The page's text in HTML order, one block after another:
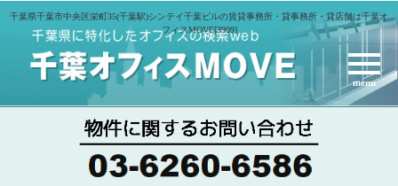
千葉県千葉市中央区栄町35(千葉駅)シンテイ千葉ビルの賃貸事務所・貸事務所・貸店舗は千葉オ
フィスMOVE[3909]
menu